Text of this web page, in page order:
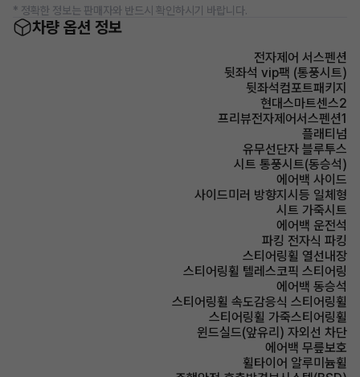
* 정확한 정보는 판매자와 반드시 확인하시기 바랍니다.
차량 옵션 정보
전자제어 서스펜션
뒷좌석 vip팩 (통풍시트)
뒷좌석컴포트패키지
현대스마트센스2
프리뷰전자제어서스펜션1
플래티넘
유무선단자 블루투스
시트 통풍시트(동승석)
에어백 사이드
사이드미러 방향지시등 일체형
시트 가죽시트
에어백 운전석
파킹 전자식 파킹
스티어링휠 열선내장
스티어링휠 텔레스코픽 스티어링
에어백 동승석
스티어링휠 속도감응식 스티어링휠
스티어링휠 가죽스티어링휠
윈드실드(앞유리) 자외선 차단
에어백 무릎보호
휠타이어 알루미늄휠